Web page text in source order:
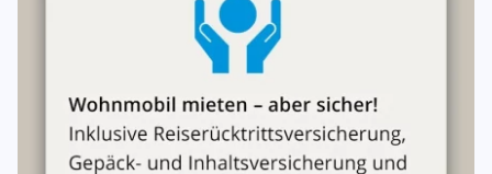
Übergabe an Feiertagen:Nein
Nach Absprache
Mindestalter Fahrer/Mieter:21 Jahre
Hunde oder andere Haustiere:erlaubt, aber nach
Absprache